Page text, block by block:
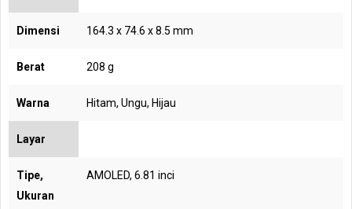
Dimensi 164.3 x 74.6 x 8.5 mm
Berat 208 g
Warna Hitam, Ungu, Hijau
Layar
Tipe,
Ukuran
AMOLED, 6.81 inci